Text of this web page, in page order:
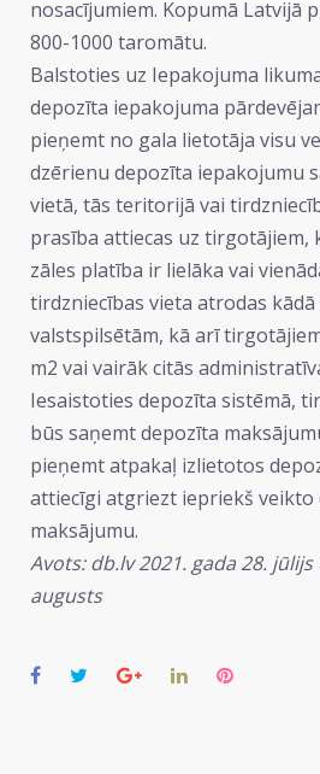
nosacījumiem. Kopumā Latvijā
800-1000 taromātu.
Balstoties uz Iepakojuma
depozīta iepakojuma
pieņemt no gala lietotāja visu
dzērienu depozīta iepakojumu
vietā, tās teritorijā vai
prasība attiecas uz tirgotājiem,
zāles platība ir lielāka vai
tirdzniecības vieta atrodas
valstspilsētām, kā arī
m2 vai vairāk citās
Iesaistoties depozīta sistēmā,
būs saņemt depozīta
pieņemt atpakaļ izlietotos
attiecīgi atgriezt iepriekš veikto
maksājumu.
Avots: db.lv 2021. gada 28. jūlijs
augusts
Facebook
TwitterGoogle+LinkedInPinterest